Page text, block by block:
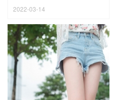
2022-03-14